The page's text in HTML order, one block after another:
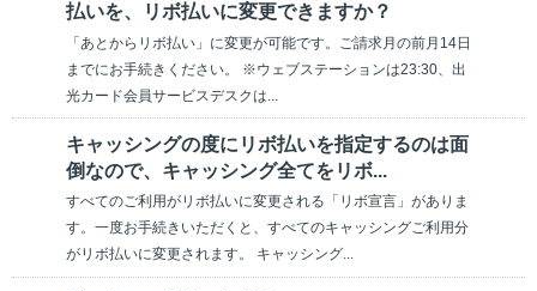
払いを、リボ払いに変更できますか？
「あとからリボ払い」に変更が可能です。ご請求月の前月14日
までにお手続きください。 ※ウェブステーションは23:30、出
光カード会員サービスデスクは...
キャッシングの度にリボ払いを指定するのは面
倒なので、キャッシング全てをリボ...
すべてのご利用がリボ払いに変更される「リボ宣言」がありま
す。一度お手続きいただくと、すべてのキャッシングご利用分
がリボ払いに変更されます。 キャッシング...